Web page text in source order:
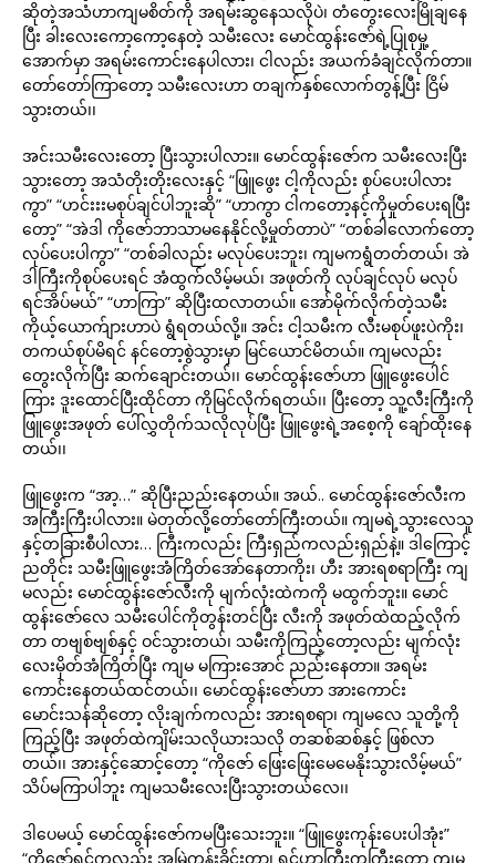
ဆိုတဲ့အသံဟာကျမစိတ်ကို အရမ်းဆွနေသလိုပဲ၊ တံတွေးလေးမြိုချနေ
ပြီး ခါးလေးကော့ကော့နေတဲ့ သမီးလေး မောင်ထွန်းဇော်ရဲ့ပြုစုမှု့
အောက်မှာ အရမ်းကောင်းနေပါလား၊ ငါလည်း အယက်ခံချင်လိုက်တာ။
တော်တော်ကြာတော့ သမီးလေးဟာ တချက်နှစ်လောက်တွန့်ပြီး ငြိမ်
သွားတယ်၊၊
အင်းသမီးလေးတော့ ပြီးသွားပါလား။ မောင်ထွန်းဇော်က သမီးလေးပြီး
သွားတော့ အသံတိုးတိုးလေးနှင့် “ဖြူဖွေး ငါ့ကိုလည်း စုပ်ပေးပါလား
ကွာ” “ဟင်းးးမစုပ်ချင်ပါဘူးဆို” “ဟာကွာ ငါကတော့နင့်ကိုမှုတ်ပေးရပြီး
တော့” “အဲဒါ ကိုဇော်ဘာသာမနေနိုင်လို့မှုတ်တာပဲ” “တစ်ခါလောက်တော့
လုပ်ပေးပါကွာ” “တစ်ခါလည်း မလုပ်ပေးဘူး၊ ကျမကရွံတတ်တယ်၊ အဲ
ဒါကြီးကိုစုပ်ပေးရင် အံထွက်လိမ့်မယ်၊ အဖုတ်ကို လုပ်ချင်လုပ် မလုပ်
ရင်အိပ်မယ်” “ဟာကြာ” ဆိုပြီးထလာတယ်။ အော်မိုက်လိုက်တဲ့သမီး
ကိုယ့်ယောက်ျားဟာပဲ ရွံရတယ်လို့။ အင်း ငါ့သမီးက လီးမစုပ်ဖူးပဲကိုး၊
တကယ်စုပ်မိရင် နင်တော့စွဲသွားမှာ မြင်ယောင်မိတယ်။ ကျမလည်း
တွေးလိုက်ပြီး ဆက်ချောင်းတယ်၊၊ မောင်ထွန်းဇော်ဟာ ဖြူဖွေးပေါင်
ကြား ဒူးထောင်ပြီးထိုင်တာ ကိုမြင်လိုက်ရတယ်၊၊ ပြီးတော့ သူ့လီးကြီးကို
ဖြူဖွေးအဖုတ် ပေါ်လွှတိုက်သလိုလုပ်ပြီး ဖြူဖွေးရဲ့အစေ့ကို ချော်ထိုးနေ
တယ်၊၊
ဖြူဖွေးက “အာ့…” ဆိုပြီးညည်းနေတယ်။ အယ်.. မောင်ထွန်းဇော်လီးက
အကြီးကြီးပါလား။ မဲတုတ်လို့တော်တော်ကြီးတယ်။ ကျမရဲ့သွားလေသူ
နှင့်တခြားစီပါလား… ကြီးကလည်း ကြီးရှည်ကလည်းရှည်နဲ့။ ဒါကြောင့်
ညတိုင်း သမီးဖြူဖွေးအံကြိတ်အော်နေတာကိုး၊ ဟီး အားရစရာကြီး ကျ
မလည်း မောင်ထွန်းဇော်လီးကို မျက်လုံးထဲကကို မထွက်ဘူး။ မောင်
ထွန်းဇော်လေ သမီးပေါင်ကိုတွန်းတင်ပြီး လီးကို အဖုတ်ထဲထည့်လိုက်
တာ တဗျစ်ဗျစ်နှင့် ဝင်သွားတယ်၊ သမီးကိုကြည့်တော့လည်း မျက်လုံး
လေးမှိတ်အံကြိတ်ပြီး ကျမ မကြားအောင် ညည်းနေတာ။ အရမ်း
ကောင်းနေတယ်ထင်တယ်၊၊ မောင်ထွန်းဇော်ဟာ အားကောင်း
မောင်းသန်ဆိုတော့ လိုးချက်ကလည်း အားရစရာ၊ ကျမလေ သူတို့ကို
ကြည့်ပြီး အဖုတ်ထဲကျိမ်းသလိုယားသလို တဆစ်ဆစ်နှင့် ဖြစ်လာ
တယ်၊၊ အားနှင့်ဆောင့်တော့ “ကိုဇော် ဖြေးဖြေးမေမေနိုးသွားလိမ့်မယ်”
သိပ်မကြာပါဘူး ကျမသမီးလေးပြီးသွားတယ်လေ၊၊
ဒါပေမယ့် မောင်ထွန်းဇော်ကမပြီးသေးဘူး။ “ဖြူဖွေးကုန်းပေးပါအုံး”
“ကိုဇော်ရှင်ကလည်း အမြဲကုန်းခိုင်းတာ၊ ရှင့်ဟာကြီးကကြီးတော့ ကျမ